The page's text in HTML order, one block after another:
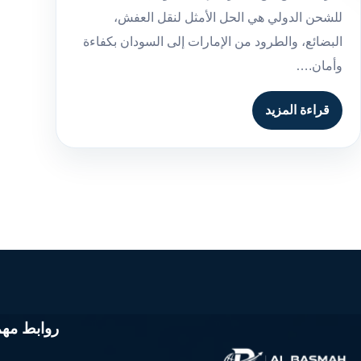
للشحن الدولي هي الحل الأمثل لنقل العفش،
البضائع، والطرود من الإمارات إلى السودان بكفاءة
وأمان.…
قراءة المزيد
روابط